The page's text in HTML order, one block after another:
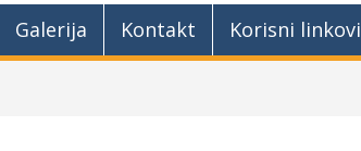
Galerija Kontakt Korisni linkovi